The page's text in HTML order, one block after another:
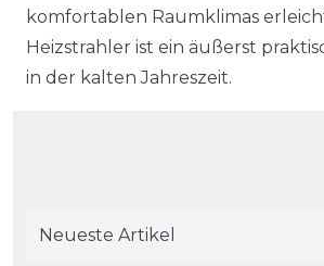
komfortablen Raumklimas
Heizstrahler ist ein äußerst
in der kalten Jahreszeit.